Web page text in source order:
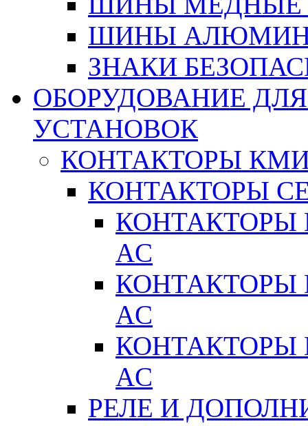
ШИНЫ
ЗНАКИ
ОБОРУДОВАНИЕ
УСТАНОВОК
КОНТАКТОРЫ
КОНТАКТОРЫ
КОНТАКТОРЫ
AC
КОНТАКТОРЫ
AC
КОНТАКТОРЫ
AC
РЕЛЕ И